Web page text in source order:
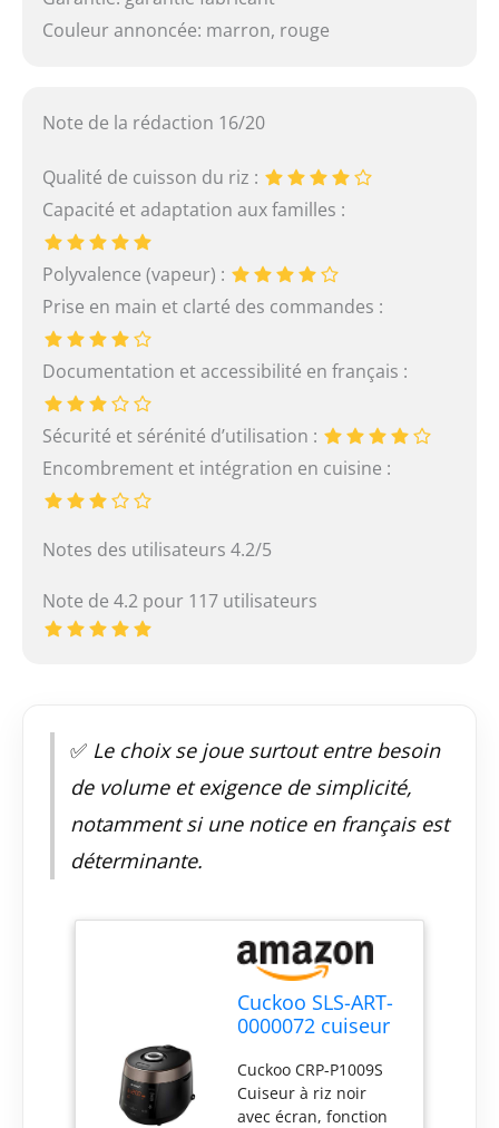
Couleur annoncée: marron, rouge
Note de la rédaction 16/20
Qualité de cuisson du riz :
Capacité et adaptation aux familles :
Polyvalence (vapeur) :
Prise en main et clarté des commandes :
Documentation et accessibilité en français :
Sécurité et sérénité d’utilisation :
Encombrement et intégration en cuisine :
Notes des utilisateurs 4.2/5
Note de 4.2 pour 117 utilisateurs
✅ Le choix se joue surtout entre besoin
de volume et exigence de simplicité,
notamment si une notice en français est
déterminante.
Cuckoo SLS-ART-
0000072 cuiseur
W Marron, Rouge
Cuckoo CRP-P1009S
Cuiseur à riz noir
avec écran, fonction